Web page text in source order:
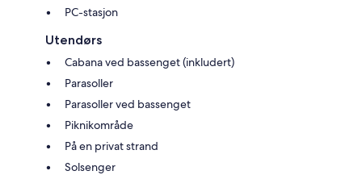
PC-stasjon
Utendørs
Cabana ved bassenget (inkludert)
Parasoller
Parasoller ved bassenget
Piknikområde
På en privat strand
Solsenger